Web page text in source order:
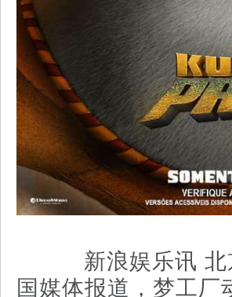
新浪娱乐讯 北
国媒体报道，梦工